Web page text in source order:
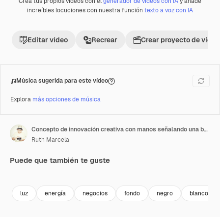
Premium
increíbles locuciones con nuestra función texto a voz con IA
Editar vídeo Recrear Crear proyecto de vídeo
Música sugerida para este vídeo
Explora más opciones de música
Concepto de innovación creativa con manos señalando una bombilla brillante
Ruth Marcela
Puede que también te guste
luz energía negocios fondo negro blanco